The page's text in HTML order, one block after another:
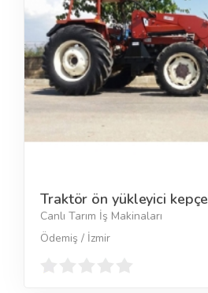
Traktör ön yükleyici kepçe
Canlı Tarım İş Makinaları
Ödemiş / İzmir